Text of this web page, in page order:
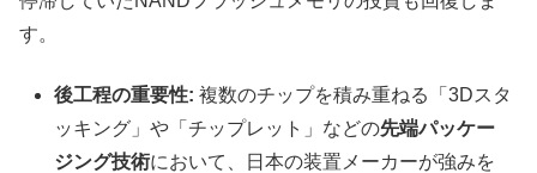
す。
後工程の重要性: 複数のチップを積み重ねる「3Dスタ
ッキング」や「チップレット」などの先端パッケー
ジング技術において、日本の装置メーカーが強みを